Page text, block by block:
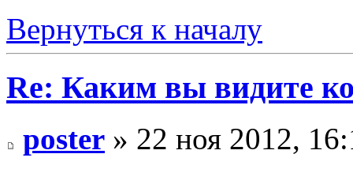
Вернуться к началу
Re: Каким вы видите
poster » 22 ноя 2012,